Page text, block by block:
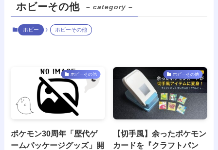
ホビーその他 – category –
ホビー ホビーその他
ホビーその他
ポケモン30周年「歴代ゲ
ームパッケージグッズ」開
ホビーその他
【切手風】余ったポケモン
カードを『クラフトパン